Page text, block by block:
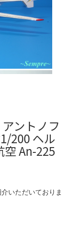
ントノフ
200 ヘル
An-225
いただいておりま